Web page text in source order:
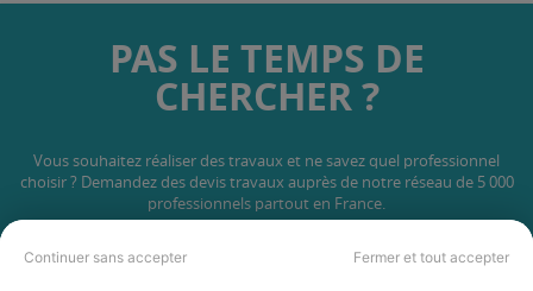
Continuer sans accepter Fermer et tout accepter
PAS LE TEMPS DE
CHERCHER ?
Vous souhaitez réaliser des travaux et ne savez quel professionnel
choisir ? Demandez des devis travaux auprès de notre réseau de 5 000
professionnels partout en France.